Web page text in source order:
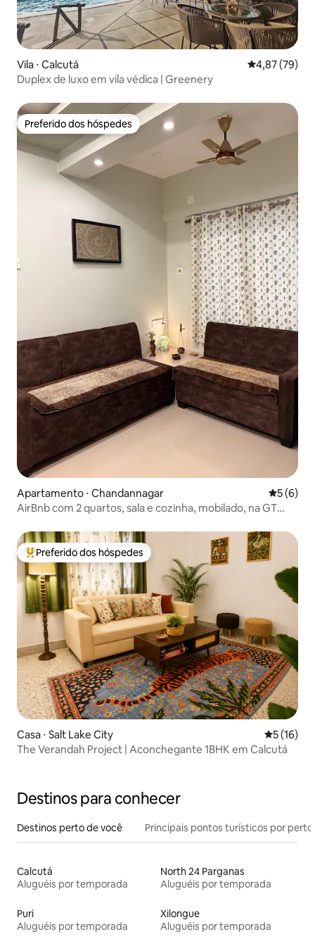
Vila ⋅ Calcutá 4,87 de uma
4,87 (79)
Duplex de luxo em vila védica | Greenery
Preferido dos hóspedes
Preferido dos hóspedes
Apartamento ⋅ Chandannagar 5 de
5 (6)
AirBnb com 2 quartos, sala e cozinha, mobilado, na GT
Entre os melhores preferidos dos hóspedes
Preferido dos hóspedes
Casa ⋅ Salt Lake City 5 de uma
5 (16)
The Verandah Project | Aconchegante 1BHK em Calcutá
Destinos para conhecer
Destinos perto de você Principais pontos turísticos por perto
Calcutá
Aluguéis por temporada
North 24 Parganas
Aluguéis por temporada
Puri
Aluguéis por temporada
Xilongue
Aluguéis por temporada